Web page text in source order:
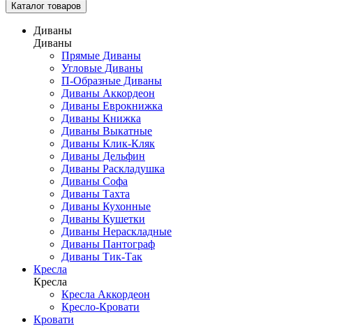
Каталог товаров
Диваны
Диваны
Прямые Диваны
Угловые Диваны
П-Образные Диваны
Диваны Аккордеон
Диваны Еврокнижка
Диваны Книжка
Диваны Выкатные
Диваны Клик-Кляк
Диваны Дельфин
Диваны Раскладушка
Диваны Софа
Диваны Тахта
Диваны Кухонные
Диваны Кушетки
Диваны Нераскладные
Диваны Пантограф
Диваны Тик-Так
Кресла
Кресла
Кресла Аккордеон
Кресло-Кровати
Кровати